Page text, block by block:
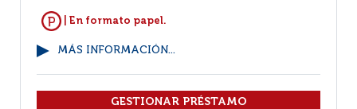
| En formato papel.
MÁS INFORMACIÓN...